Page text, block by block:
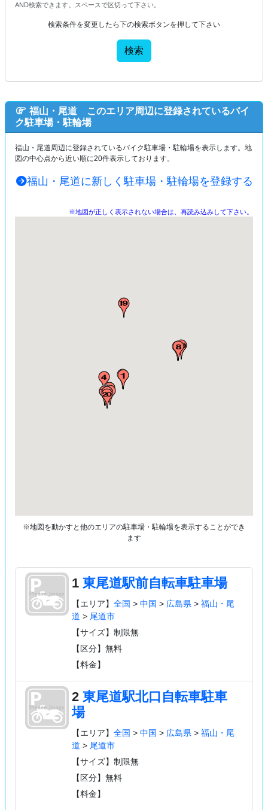
AND検索できます。スペースで区切って下さい。
検索条件を変更したら下の検索ボタンを押して下さい
検索
福山・尾道 このエリア周辺に登録されているバイ
ク駐車場・駐輪場
福山・尾道周辺に登録されているバイク駐車場・駐輪場を表示します。地
図の中心点から近い順に20件表示しております。
福山・尾道に新しく駐車場・駐輪場を登録する
※地図が正しく表示されない場合は、再読み込みして下さい。
※地図を動かすと他のエリアの駐車場・駐輪場を表示することができ
ます
1 東尾道駅前自転車駐車場
【エリア】 全国 > 中国 > 広島県 > 福山・尾
道 > 尾道市
【サイズ】制限無
【区分】無料
【料金】
2 東尾道駅北口自転車駐車
場
【エリア】 全国 > 中国 > 広島県 > 福山・尾
道 > 尾道市
【サイズ】制限無
【区分】無料
【料金】